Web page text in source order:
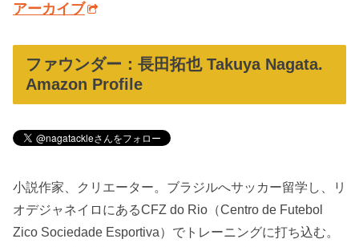
アーカイブ
ファウンダー：長田拓也 Takuya Nagata.
Amazon Profile
小説作家、クリエーター。ブラジルへサッカー留学し、リ
オデジャネイロにあるCFZ do Rio（Centro de Futebol
Zico Sociedade Esportiva）でトレーニングに打ち込む。